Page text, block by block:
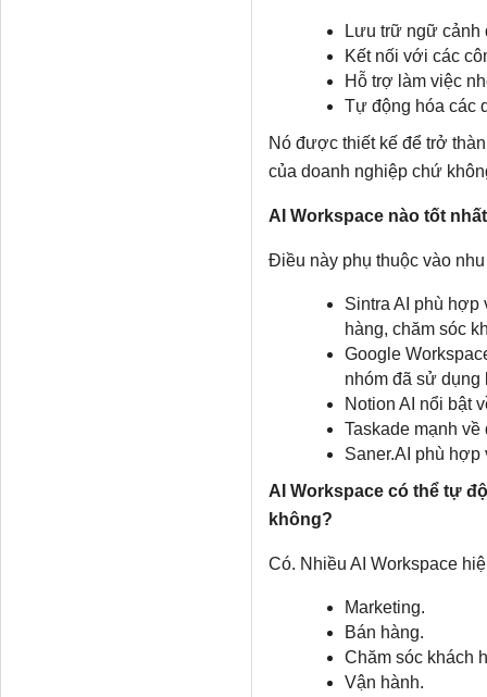
Lưu trữ ngữ cảnh
Kết nối với các
Hỗ trợ làm việc
Tự động hóa các
Nó được thiết kế để trở
của doanh nghiệp chứ
AI Workspace nào tốt
Điều này phụ thuộc vào
Sintra AI phù hợp
hàng, chăm sóc
Google
nhóm đã sử dụng
Notion AI nổi bật
Taskade mạnh
Saner.AI phù
AI Workspace có thể tự
không?
Có. Nhiều AI Workspace
Marketing.
Bán hàng.
Chăm sóc khách
Vận hành.